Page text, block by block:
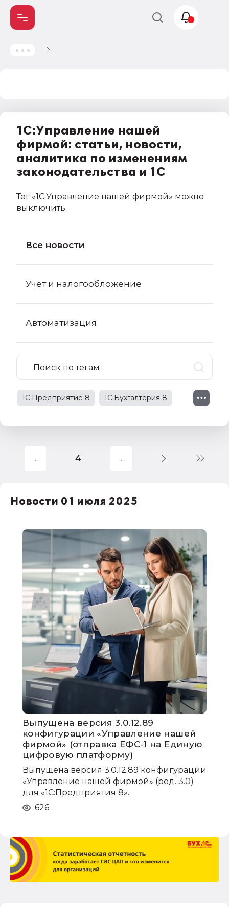
1С:Управление нашей
фирмой: статьи, новости,
аналитика по изменениям
законодательства и 1С
Тег «1С:Управление нашей фирмой» можно
выключить.
Все новости
Учет и налогообложение
Автоматизация
1С:Предприятие 8 1С:Бухгалтерия 8
1С:Бухгалтерия государственного
права работников НДФЛ
1С:Управление производственным
предприятием
4
Новости 01 июля 2025
Выпущена версия 3.0.12.89
конфигурации «Управление нашей
фирмой» (отправка ЕФС-1 на Единую
цифровую платформу)
Выпущена версия 3.0.12.89 конфигурации
«Управление нашей фирмой» (ред. 3.0)
для «1С:Предприятия 8».
626
Учет и